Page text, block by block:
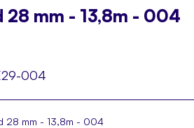
28 mm - 13,8m - 004
004
28 mm - 13,8m - 004